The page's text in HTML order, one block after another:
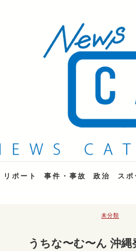
Headline
後6時15分放送
リポート 事件・事故 政治 スポ
未分類
うちな〜む〜ん 沖